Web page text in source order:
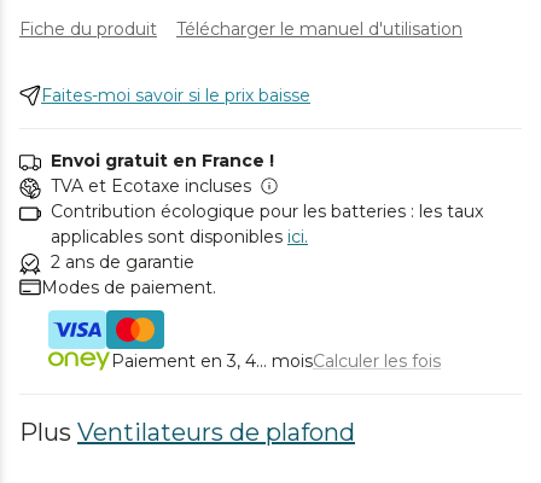
Fiche du produit Télécharger le manuel d'utilisation
Faites-moi savoir si le prix baisse
Envoi gratuit en France !
TVA et Ecotaxe incluses
Contribution écologique pour les batteries : les taux
applicables sont disponibles ici.
2 ans de garantie
Modes de paiement.
Paiement en 3, 4... moisCalculer les fois
Plus Ventilateurs de plafond